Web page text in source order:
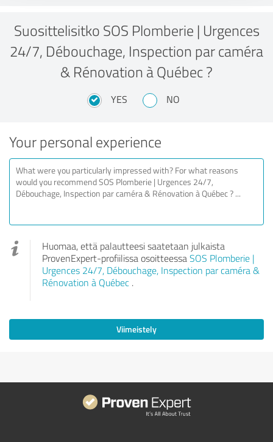
Suosittelisitko SOS Plomberie | Urgences
24/7, Débouchage, Inspection par caméra
& Rénovation à Québec ?
YES NO
Your personal experience
Huomaa, että palautteesi saatetaan julkaista
ProvenExpert-profiilissa osoitteessaSOS Plomberie |
Urgences 24/7, Débouchage, Inspection par caméra &
Rénovation à Québec .
Viimeistely